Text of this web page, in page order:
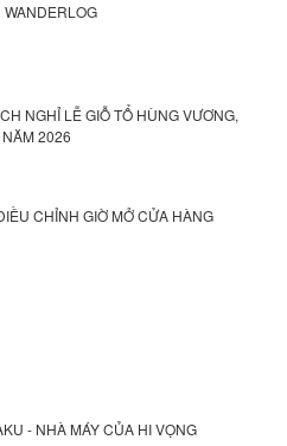
WANDERLOG
NGHỈ LỄ GIỖ TỔ HÙNG VƯƠNG,
2026
CHỈNH GIỜ MỞ CỬA HÀNG
- NHÀ MÁY CỦA HI VỌNG